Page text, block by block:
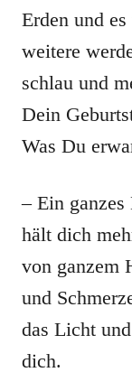
Erden und
weitere
schlau und
Dein
Was Du
– Ein
hält dich
von ganzem
und
das Licht
dich.